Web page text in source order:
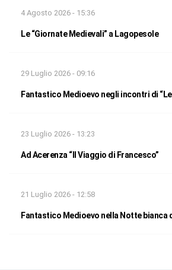
4 Agosto 2026 - 15:36
Le “Giornate Medievali” a Lagopesole
29 Luglio 2026 - 09:16
Fantastico Medioevo negli incontri di
23 Luglio 2026 - 13:23
Ad Acerenza “Il Viaggio di Francesco”
21 Luglio 2026 - 12:58
Fantastico Medioevo nella Notte bianca